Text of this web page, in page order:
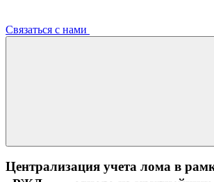
Связаться с нами
Централизация учета лома в